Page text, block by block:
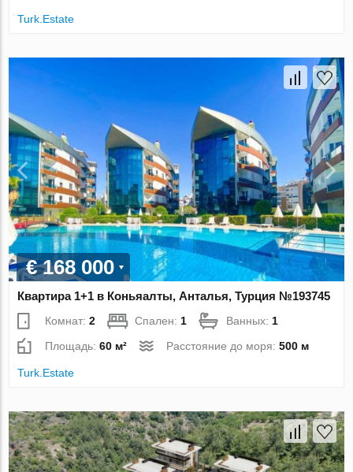
Turk.Estate
€ 168 000
Квартира 1+1 в Коньяалты, Анталья, Турция №193745
Комнат:2 Спален: 1 Ванных: 1
Площадь:60 м² Расстояние до моря:500 м
Turk.Estate